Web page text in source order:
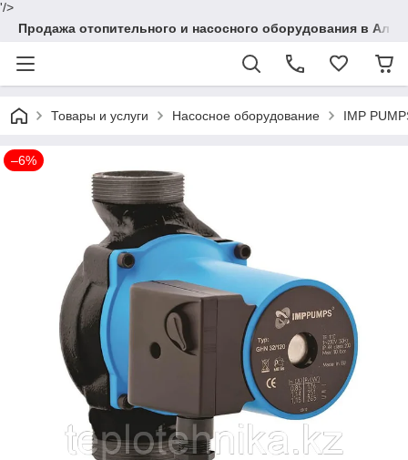
'/>
Продажа отопительного и насосного оборудования в
Товары и услуги Насосное оборудование IMP
–6%